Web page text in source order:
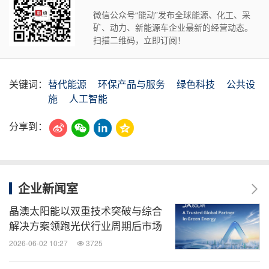
微信公众号“能动”发布全球能源、化工、采
矿、动力、新能源车企业最新的经营动态。
扫描二维码，立即订阅！
关键词： 替代能源 环保产品与服务 绿色科技
公共设
施
人工智能
分享到：
企业新闻室
晶澳太阳能以双重技术突破与综合
解决方案领跑光伏行业周期后市场
2026-06-02 10:27 3725